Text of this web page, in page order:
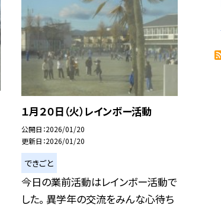
１月２０日（火）レインボー活動
公開日 2026/01/20
更新日 2026/01/20
できごと
今日の業前活動はレインボー活動で
した。 異学年の交流をみんな心待ち